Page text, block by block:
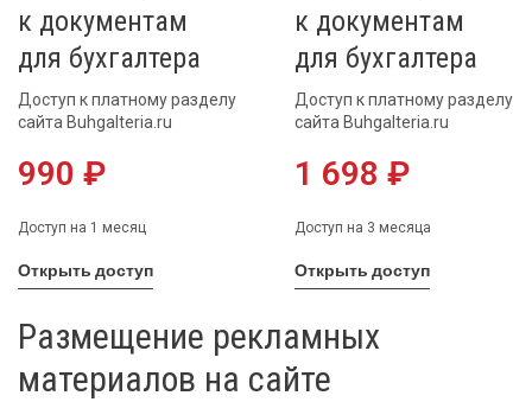
к документам
для бухгалтера
Доступ к платному разделу
сайта Buhgalteria.ru
990 ₽
Доступ на 1 месяц
Открыть доступ
к документам
для бухгалтера
Доступ к платному разделу
сайта Buhgalteria.ru
1 698 ₽
Доступ на 3 месяца
Открыть доступ
Размещение рекламных
материалов на сайте